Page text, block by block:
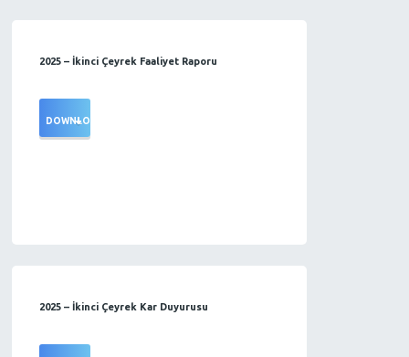
2025 – İkinci Çeyrek Faaliyet Raporu
DOWNLOAD
2025 – İkinci Çeyrek Kar Duyurusu